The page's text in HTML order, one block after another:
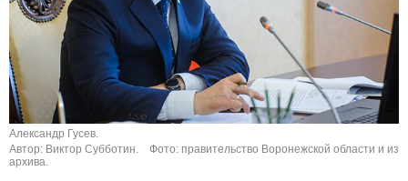
Александр Гусев.
Автор: Виктор Субботин.
Фото: правительство Воронежской области и из
архива.